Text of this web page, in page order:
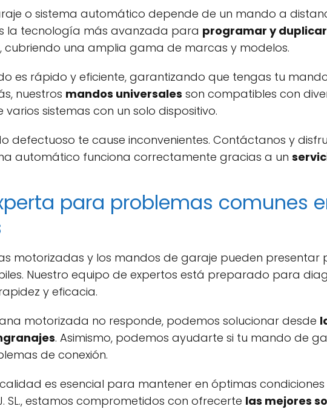
o sistema automático depende de un mando a
la tecnología más avanzada para programar y duplicar
cubriendo una amplia gama de marcas y modelos.
es rápido y eficiente, garantizando que tengas tu
nuestros mandos universales son compatibles con
sistemas con un solo dispositivo.
defectuoso te cause inconvenientes. Contáctanos y
automático funciona correctamente gracias a un
para problemas comunes
motorizadas y los mandos de garaje pueden
Nuestro equipo de expertos está preparado para
y eficacia.
motorizada no responde, podemos solucionar desde
. Asimismo, podemos ayudarte si tu mando de
de conexión.
es esencial para mantener en óptimas condiciones
SL., estamos comprometidos con ofrecerte las mejores